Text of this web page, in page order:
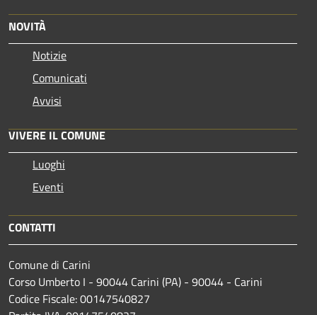
NOVITÀ
Notizie
Comunicati
Avvisi
VIVERE IL COMUNE
Luoghi
Eventi
CONTATTI
Comune di Carini
Corso Umberto I - 90044 Carini (PA) - 90044 - Carini
Codice Fiscale: 00147540827